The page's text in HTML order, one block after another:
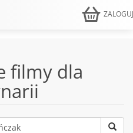
filmy dla